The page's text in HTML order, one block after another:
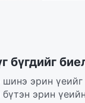
бүгдийг
эрин
эрин